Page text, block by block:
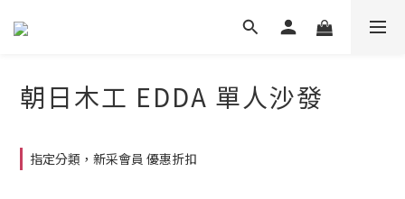
朝日木工 EDDA 單人沙發
指定分類，新采會員 優惠折扣